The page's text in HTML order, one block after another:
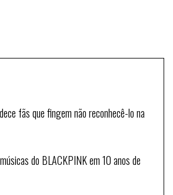
fãs que fingem não reconhecê-lo na
do BLACKPINK em 10 anos de